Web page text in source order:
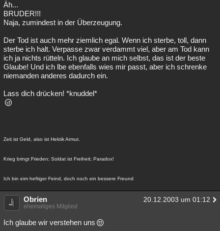
Äh...
BRUDER!!!
Naja, zumindest in der Überzeugung.
Der Tod ist auch mehr ziemlich egal. Wenn ich sterbe, toll, dann
sterbe ich halt. Verpasse zwar verdammt viel, aber am Tod kann
ich ja nichts rütteln. Ich glaube an mich selbst, das ist der beste
Glaube! Und ich lbe ebenfalls wies mir passt, aber ich schrenke
niemanden anderes dadurch ein.
Lass dich drücken! *knuddel*
Zeit ist Geld, also ist Hektik Armut.
Krieg bringt Frieden; Soldat ist Freiheit; Paradox!
Ich bin eim heftiger Feind, doch noch ein bessere Freund
Obrien 20.12.2003 um 01:12
ehemaliges Mitglied
Ich glaube wir verstehen uns